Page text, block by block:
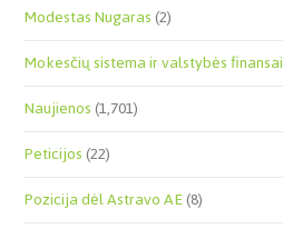
Modestas Nugaras(2)
Mokesčių sistema ir valstybės finansai
Naujienos(1,701)
Peticijos(22)
Pozicija dėl Astravo AE(8)